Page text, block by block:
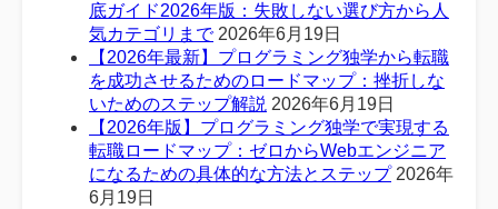
底ガイド2026年版：失敗しない選び方から人
気カテゴリまで 2026年6月19日
【2026年最新】プログラミング独学から転職
を成功させるためのロードマップ：挫折しな
いためのステップ解説 2026年6月19日
【2026年版】プログラミング独学で実現する
転職ロードマップ：ゼロからWebエンジニア
になるための具体的な方法とステップ 2026年
6月19日